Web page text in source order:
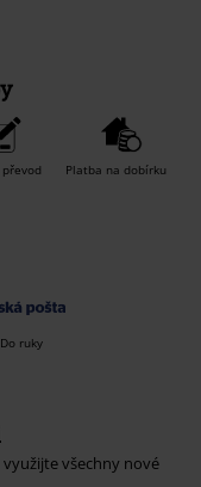
Platba na dobírku
všechny nové